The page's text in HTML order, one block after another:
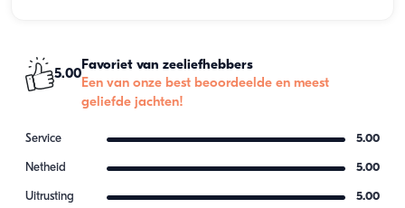
5.00
Favoriet van zeeliefhebbers
Een van onze best beoordeelde en meest
geliefde jachten!
Service 5.00
Netheid 5.00
Uitrusting 5.00